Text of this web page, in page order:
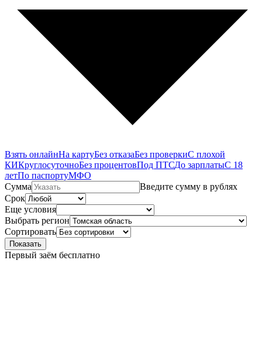
Взять онлайнНа картуБез отказаБез проверкиС плохой
КИКруглосуточноБез процентовПод ПТСДо зарплатыС 18
летПо паспортуМФО
Сумма
Введите сумму в рублях
Срок
Еще условия
Выбрать регион
Сортировать
Показать
Первый заём бесплатно